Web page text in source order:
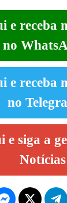
e receba
no
e receba
no
e siga a
Notícias